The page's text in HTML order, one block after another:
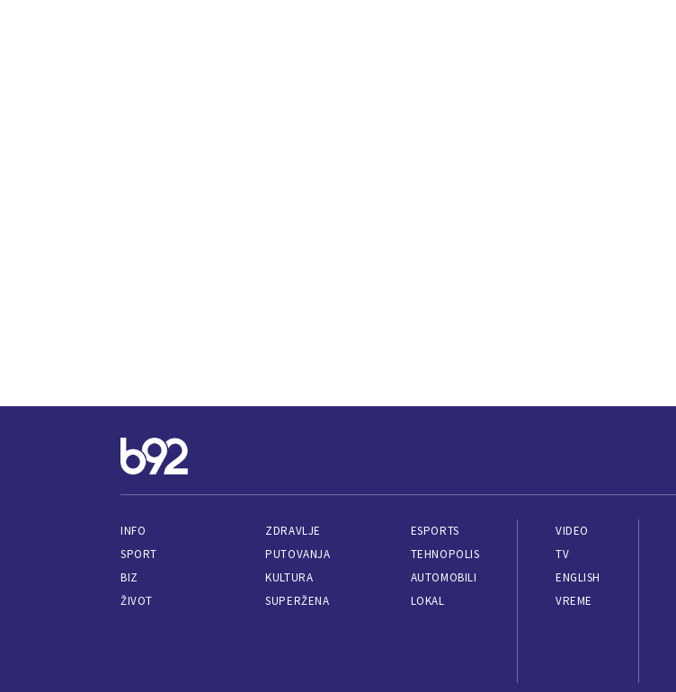
INFO
SPORT
BIZ
ŽIVOT
ZDRAVLJE
PUTOVANJA
KULTURA
SUPERŽENA
ESPORTS
TEHNOPOLIS
AUTOMOBILI
LOKAL
VIDEO
TV
ENGLISH
VREME